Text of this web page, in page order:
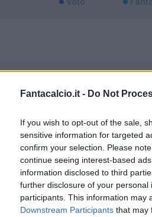
Fantacalcio.it - Do Not
If you wish to opt-out of the sale,
sensitive information for targeted
confirm your selection. Please
continue seeing interest-based
information disclosed to third
further disclosure of your personal
participants. This information may
Downstream Participants that may